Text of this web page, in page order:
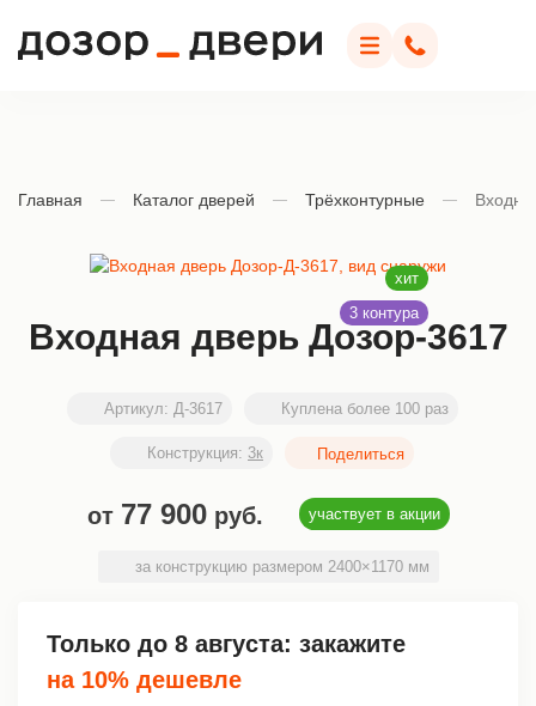
Дозор Двери
МенюПозвонить
Главная Каталог дверей Трёхконтурные
Входная дверь Дозор-3617
Артикул: Д-3617 Куплена более 100 раз
Конструкция: 3к
от 77 900руб. участвует в акции
за конструкцию размером 2400×1170 мм
Только до 8 августа: закажите
на 10% дешевле